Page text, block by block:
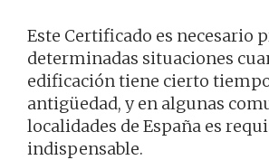
Este Certificado es necesario
determinadas situaciones
edificación tiene cierto
antigüedad, y en algunas
localidades de España es
indispensable.